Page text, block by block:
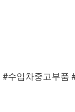
#수입차중고부품